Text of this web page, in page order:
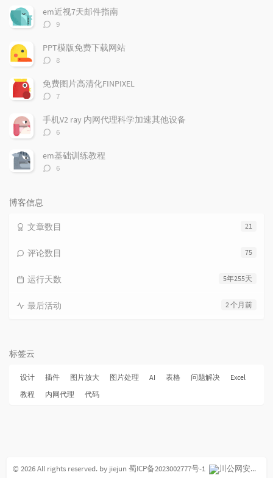
文
章
em近视7天邮件指南
评
数：
9
PPT模版免费下载网站
评
数：
8
免费图片高清化FINPIXEL
评
数：
7
手机V2 ray 内网代理科学加速其他设备
评
数：
6
em基础训练教程
评
6
博客信息
21
文章数目
75
评论数目
5年255天
运行天数
2 个月前
最后活动
标签云
设计 插件 图片放大 图片处理 AI 表格 问题解决
Excel
教程
内网代理 代码
© 2026 All rights reserved. by jiejun 蜀ICP备2023002777号-1 川公网安备 51010502011713号